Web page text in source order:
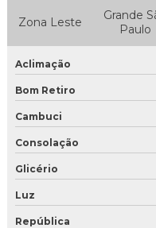
Gelo seco para drinks
Empresa de gelo seco
Gelo seco
Gelo seco a venda
Gelo seco comprar sp
Onde encontrar gelo
Zona Leste
Grande
Paulo
Aclimação
Bom Retiro
Cambuci
Consolação
Glicério
Luz
República